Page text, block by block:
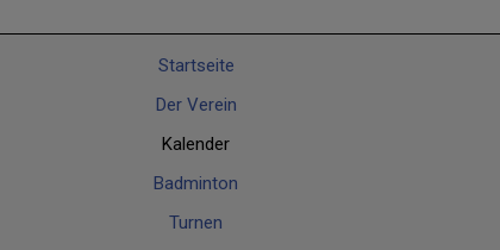
Startseite
Der Verein
Kalender
Badminton
Turnen